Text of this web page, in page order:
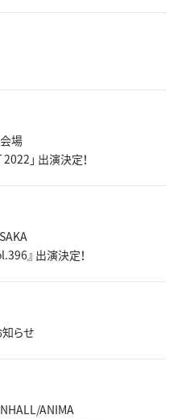
場
」 出演決定！
』 出演決定！
らせ
ANIMA